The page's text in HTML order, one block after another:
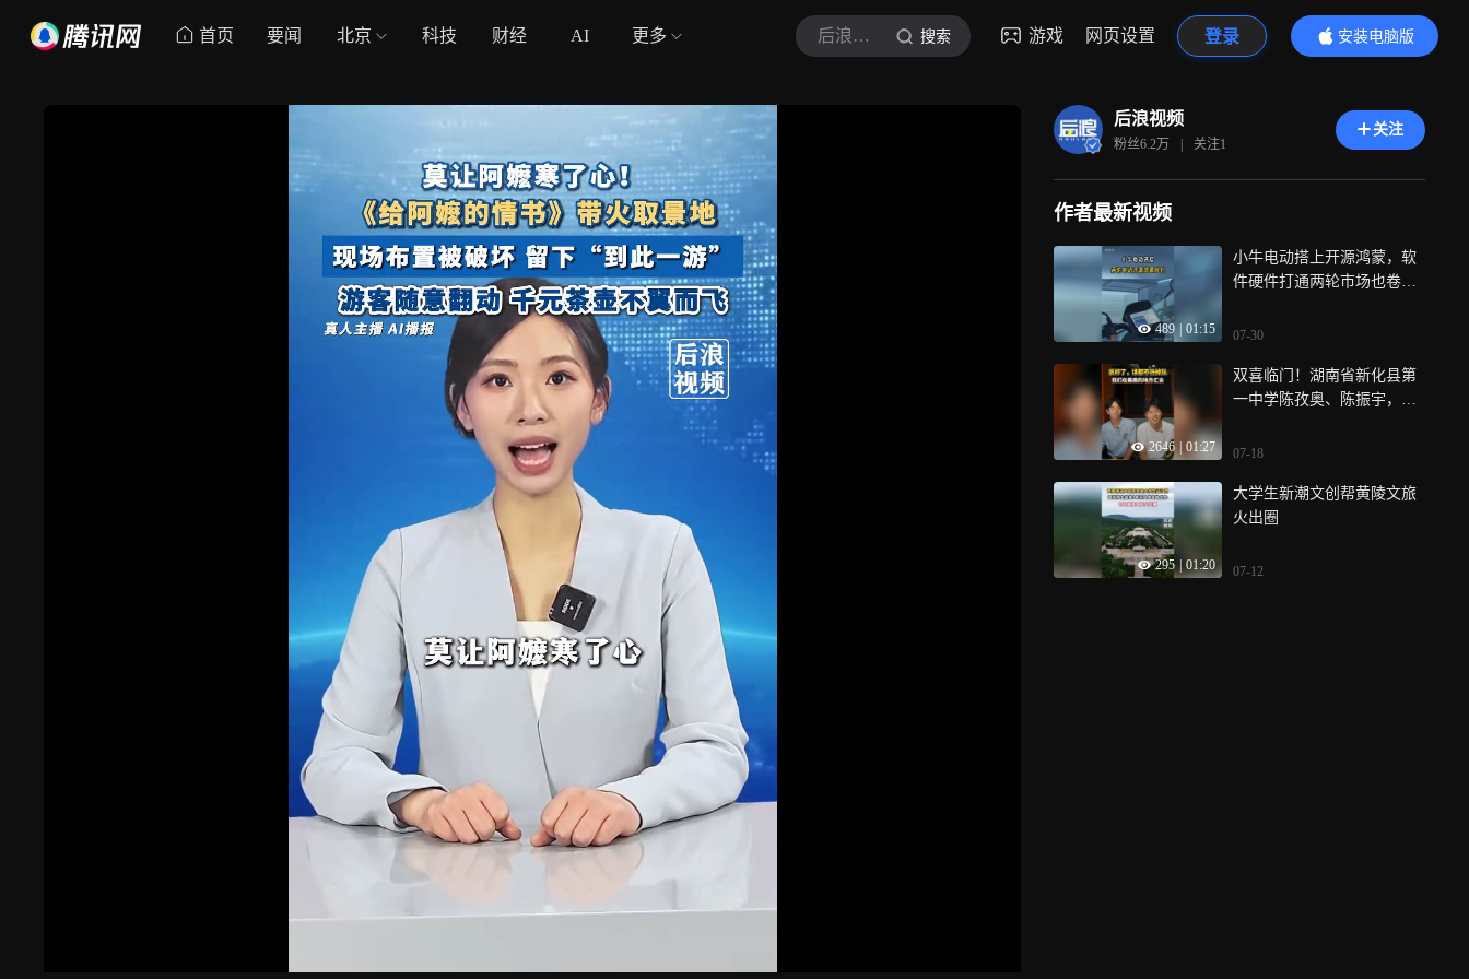
首页 要闻 北京 科技 财经 AI 更多 后浪视频 搜索 游戏 网页设置 登录
安装电脑版
内容更精彩
后浪视频
粉丝6.2万 | 关注1
关注
作者最新视频
489 01:15
小牛电动搭上开源鸿蒙，软
件硬件打通两轮市场也卷起
07-30
2646 01:27
双喜临门！湖南省新化县第
一中学陈孜奥、陈振宇，同
大学，一个陆军工程大学，
这对从小一起打球、一起较
劲的兄弟，把约定写进了录
07-18
295 01:20
大学生新潮文创帮黄陵文旅
火出圈
07-12